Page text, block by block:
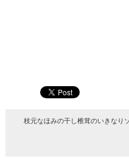
枝元なほみの干し椎茸のいきなり